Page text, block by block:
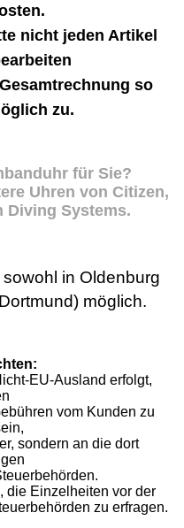
nicht jeden Artikel
so
zu.
für Sie?
Uhren von Citizen,
Diving Systems.
in Oldenburg
möglich.
EU-Ausland erfolgt,
vom Kunden zu
sondern an die dort
die Einzelheiten vor der
zu erfragen.